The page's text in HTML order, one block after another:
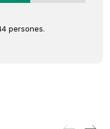
persones.